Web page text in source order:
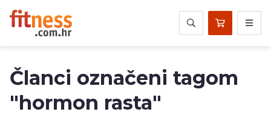
Članci označeni tagom
"hormon rasta"